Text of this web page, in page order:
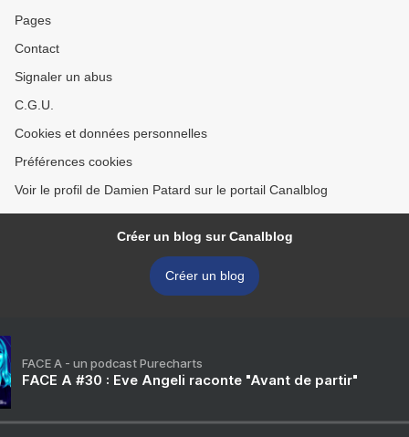
Pages
Contact
Signaler un abus
C.G.U.
Cookies et données personnelles
Préférences cookies
Voir le profil de Damien Patard sur le portail Canalblog
Créer un blog sur Canalblog
Créer un blog
FACE A - un podcast Purecharts
FACE A #30 : Eve Angeli raconte "Avant de partir"